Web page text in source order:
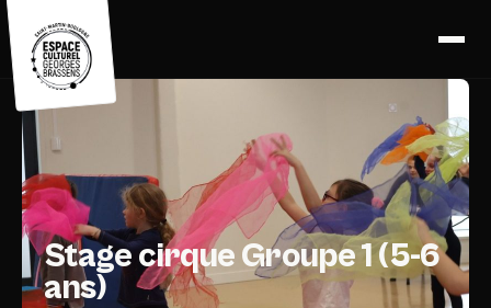
Stage cirque Groupe 1 (5-6
ans)